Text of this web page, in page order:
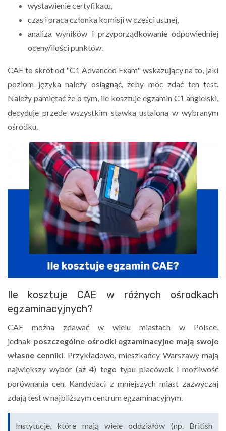
wystawienie certyfikatu,
czas i praca członka komisji w części ustnej,
analiza wyników i przyporządkowanie odpowiedniej
oceny/ilości punktów.
CAE to skrót od "C1 Advanced Exam" wskazujący na to, jaki
poziom języka należy osiągnąć, żeby móc zdać ten test.
Należy pamiętać że o tym, ile kosztuje egzamin C1 angielski,
decyduje przede wszystkim stawka ustalona w wybranym
ośrodku.
Ile kosztuje CAE w różnych ośrodkach
egzaminacyjnych?
CAE można zdawać w wielu miastach w Polsce,
jednak poszczególne ośrodki egzaminacyjne mają swoje
własne cenniki . Przykładowo, mieszkańcy Warszawy mają
największy wybór (aż 4) tego typu placówek i możliwość
porównania cen. Kandydaci z mniejszych miast zazwyczaj
zdają test w najbliższym centrum egzaminacyjnym.
Instytucje, które mają wiele oddziałów (np. British